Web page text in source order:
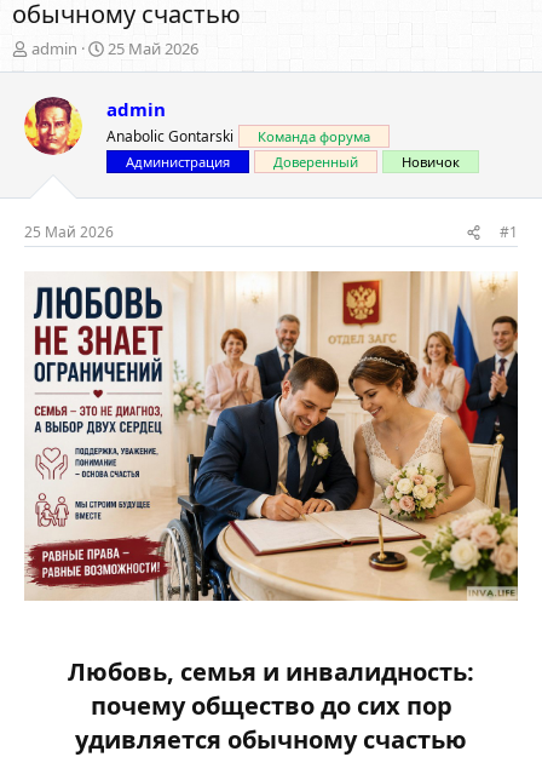
обычному счастью
А
в
о
р
т
м
ы
admin
Д
а
а
н
а
ч
а
л
а
25 Май 2026
admin
Anabolic Gontarski
Команда форума
Администрация
Доверенный Новичок
25 Май 2026 #1
Любовь, семья и инвалидность:
почему общество до сих пор
удивляется обычному счастью​